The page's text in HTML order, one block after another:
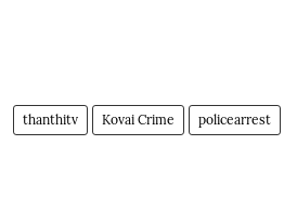
thanthitv Kovai Crime policearrest